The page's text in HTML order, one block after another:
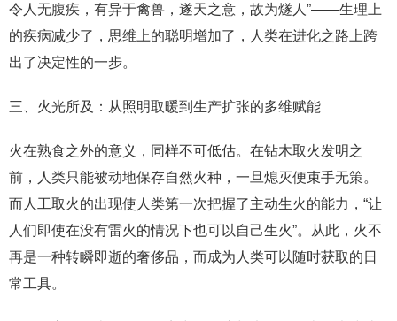
令人无腹疾，有异于禽兽，遂天之意，故为燧人”——生理上
的疾病减少了，思维上的聪明增加了，人类在进化之路上跨
出了决定性的一步。
三、火光所及：从照明取暖到生产扩张的多维赋能
火在熟食之外的意义，同样不可低估。在钻木取火发明之
前，人类只能被动地保存自然火种，一旦熄灭便束手无策。
而人工取火的出现使人类第一次把握了主动生火的能力，“让
人们即使在没有雷火的情况下也可以自己生火”。从此，火不
再是一种转瞬即逝的奢侈品，而成为人类可以随时获取的日
常工具。